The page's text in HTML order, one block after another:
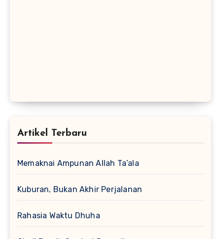
Artikel Terbaru
Memaknai Ampunan Allah Ta’ala
Kuburan, Bukan Akhir Perjalanan
Rahasia Waktu Dhuha